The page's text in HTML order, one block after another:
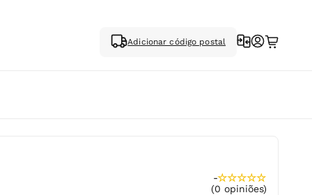
Adicionar código postal
-★★★★★
(0 opiniões)